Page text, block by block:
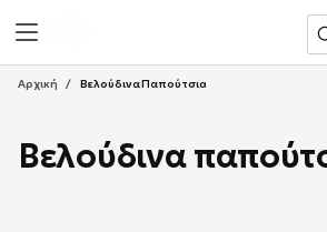
Μετάβαση
Στο
Περιεχόμενο
Αρχική / Βελούδινα Παπούτσια
Βελούδινα